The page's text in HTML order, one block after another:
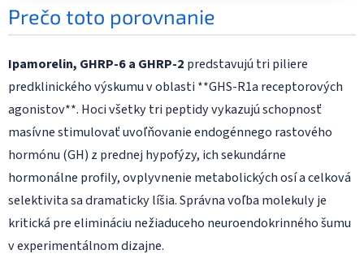
Prečo toto porovnanie
Ipamorelin, GHRP-6 a GHRP-2 predstavujú tri piliere
predklinického výskumu v oblasti **GHS-R1a receptorových
agonistov**. Hoci všetky tri peptidy vykazujú schopnosť
masívne stimulovať uvoľňovanie endogénnego rastového
hormónu (GH) z prednej hypofýzy, ich sekundárne
hormonálne profily, ovplyvnenie metabolických osí a celková
selektivita sa dramaticky líšia. Správna voľba molekuly je
kritická pre elimináciu nežiaduceho neuroendokrinného šumu
v experimentálnom dizajne.